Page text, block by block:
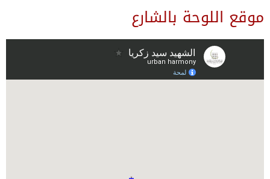
موقع اللوحة بالشارع